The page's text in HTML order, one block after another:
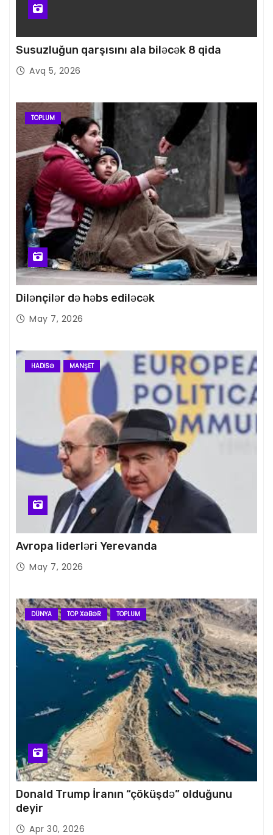
Susuzluğun qarşısını ala biləcək 8 qida
Avq 5, 2026
TOPLUM
Dilənçilər də həbs ediləcək
May 7, 2026
HADISƏ MANŞET
Avropa liderləri Yerevanda
May 7, 2026
DÜNYA TOP XƏBƏR TOPLUM
Donald Trump İranın “çöküşdə” olduğunu
deyir
Apr 30, 2026